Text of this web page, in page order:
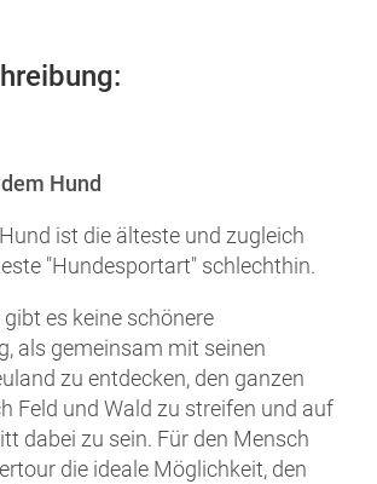
Hund
ist die älteste und zugleich
"Hundesportart" schlechthin.
es keine schönere
als gemeinsam mit seinen
zu entdecken, den ganzen
Feld und Wald zu streifen und auf
dabei zu sein. Für den Mensch
die ideale Möglichkeit, den